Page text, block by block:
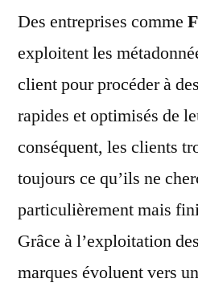
Des entreprises comme
exploitent les
client pour procéder à
rapides et optimisés de
conséquent, les clients
toujours ce qu’ils ne
particulièrement mais
Grâce à l’exploitation
marques évoluent vers